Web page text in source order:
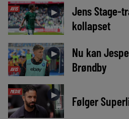
AVIS ►
Jens Stage-
kollapset
AVIS
►
Nu kan
Brøndby
MEDIE ► Følger